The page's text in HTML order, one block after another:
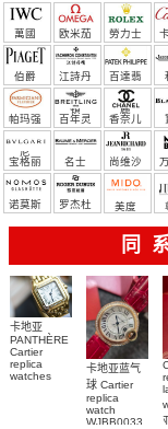
萬國 欧米茄 勞力士
伯爵 江詩丹
頓
百達翡
麗
帕玛强
尼
百年灵 香奈儿
宝格丽 名士 尚维沙
诺莫斯
罗杰杜 美度
同
卡地亚
PANTHÈRE
Cartier
replica
watches
卡地亚蓝气
球 Cartier
replica
watch
WJBB0033